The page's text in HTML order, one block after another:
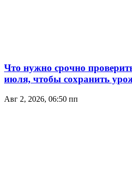
Что нужно срочно
июля, чтобы сохранить
Авг 2, 2026, 06:50 пп